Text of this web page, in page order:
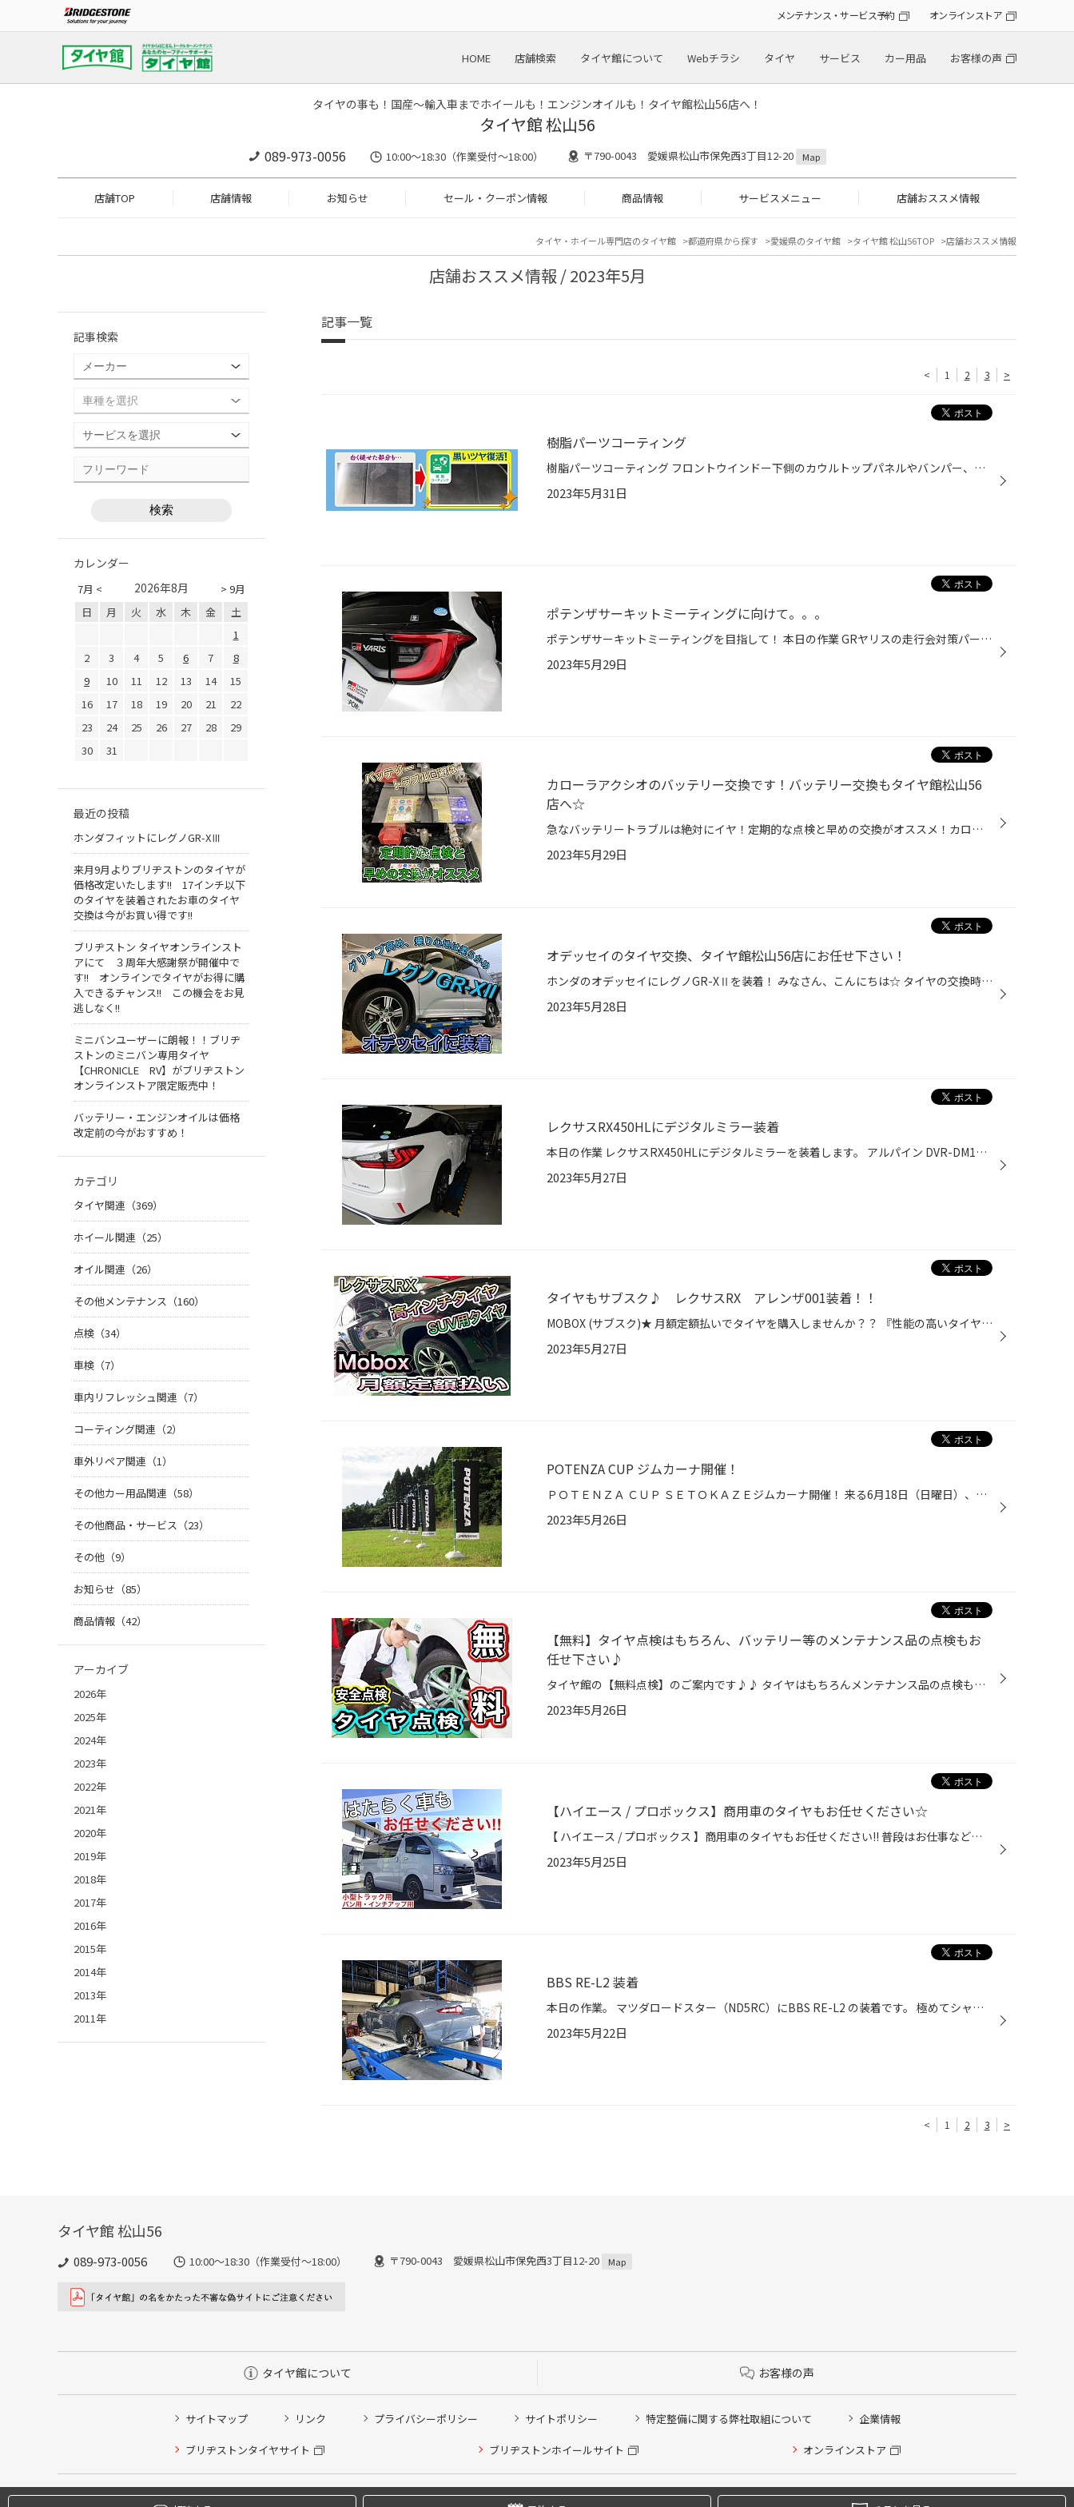
メンテナンス・サービス予約 オンラインストア
HOME 店舗検索 タイヤ館について Webチラシ タイヤ サービス カー用品 お客様の声
タイヤの事も！国産～輸入車までホイールも！エンジンオイルも！タイヤ館松山56店へ！
タイヤ館 松山56
089-973-0056 10:00～18:30（作業受付～18:00） 〒790-0043 愛媛県松山市保免西3丁目12-20 Map
店舗TOP 店舗情報 お知らせ セール・クーポン情報 商品情報 サービスメニュー 店舗おススメ情報
タイヤ・ホイール専門店のタイヤ館 都道府県から探す 愛媛県のタイヤ館 タイヤ館 松山56TOP 店舗おススメ情報
店舗おススメ情報 / 2023年5月
記事一覧
< 1 2 3 >
樹脂パーツコーティング
樹脂パーツコーティング フロントウインドー下側のカウルトップパネルやバンパー、フェンダーアーチ、モール類など、クルマには未塗装ブラックの樹脂製パーツが数多く用いられています。 このような樹脂製パーツは、経年劣化により白っぽく見栄えが悪くなることがあります。樹脂パーツコーティング...
2023年5月31日
ポテンザサーキットミーティングに向けて。。。
ポテンザサーキットミーティングを目指して！ 本日の作業 GRヤリスの走行会対策パーツ取り付け作業です。 先日クスコフェアでGRヤリスの機能パーツをご紹介頂き、今回 シフトレバーキット シフトリンケージブッシュ の取り付け作業です。 GGRヤリスのシフトレバーを運転席側に6°傾斜させる事で、シ...
2023年5月29日
カローラアクシオのバッテリー交換です！バッテリー交換もタイヤ館松山56
店へ☆
急なバッテリートラブルは絶対にイヤ！定期的な点検と早めの交換がオススメ！カローラアクシオのバッテリー交換です☆ みなさん、こんにちは☆ 最近のお車は部品の進化と性能の進化により、 10年、10万キロを越えても乗り続けることが可能になりました(^_-)-☆ そこでみなさま、エンジンやお車を長持ち...
2023年5月29日
オデッセイのタイヤ交換、タイヤ館松山56店にお任せ下さい！
ホンダのオデッセイにレグノGR-XⅡを装着！ みなさん、こんにちは☆ タイヤの交換時期やどんなタイヤにすればいいかなってなかなか難しいですよね(^-^; そのお悩み、タイヤ館松山56店にお任せください☆ みなさまのタイヤの空気圧や残り溝などの点検を【無料】で行っております☆ 点検後、交換時期のお...
2023年5月28日
レクサスRX450HLにデジタルミラー装着
本日の作業 レクサスRX450HLにデジタルミラーを装着します。 アルパイン DVR-DM1200A-OC こちらの車両、リヤガラスにスモークフィルム施工されており、夜間の後方視界が心もとなく感じられており、今回社外でのカメラ装着をチョイス。 電源が入っていない状態だと通常のミラーとしてお使いいただけ...
2023年5月27日
タイヤもサブスク♪ レクサスRX アレンザ001装着！！
MOBOX (サブスク)★ 月額定額払いでタイヤを購入しませんか？？ 『性能の高いタイヤを装着したい‼‼でも価格が高い・・・。』 『タイヤ購入もサブスクがあればいいな・・・』と思っているお客様！！ 実はタイヤの購入も月額定額払いがあるんです★(Mobox→詳しくはこちらから♪) 【目次】 ・ MOBOXについ...
2023年5月27日
POTENZA CUP ジムカーナ開催！
ＰＯＴＥＮＺＡ ＣＵＰ ＳＥＴＯＫＡＺＥジムカーナ開催！ 来る6月18日（日曜日）、瀬戸内海サーキットに於いてJAF四国ジムカーナ選手権第4戦 「ＰＯＴＥＮＺＡ ＣＵＰ ＳＥＴＯＫＡＺＥジムカーナ2023」が開催されます！ 今年もタイヤ館松山56はこのイベントに協賛します。 POTENZA 最強のRE-71RS...
2023年5月26日
【無料】タイヤ点検はもちろん、バッテリー等のメンテナンス品の点検もお
任せ下さい♪
タイヤ館の【無料点検】のご案内です♪♪ タイヤはもちろんメンテナンス品の点検もお任せ下さい♪ タイヤ館で行っている無料点検は、 お客様にとってメリットばかりです！！ 今からでもぜひお近くのタイヤ館へ♪♪ 本日は、タイヤ館で行っている ①タイヤ点検の5つのポイントと ②タイヤ以外の無料安全点検...
2023年5月26日
【ハイエース / プロボックス】商用車のタイヤもお任せください☆
【 ハイエース / プロボックス 】商用車のタイヤもお任せください!! 普段はお仕事などでも大活躍の ハイエース・プロボックスなど 商用車タイヤも取り扱っています(^^)/ 今回はハイエース・プロボックスに オススメのタイヤを車種別にご紹介します(^^♪ ★目次★ 1. ハイエース、レジアスエースにオス...
2023年5月25日
BBS RE-L2 装着
本日の作業。 マツダロードスター（ND5RC）にBBS RE-L2 の装着です。 極めてシャープなスタイリングのRE-L2 軽里強靭さを追求したモデルです。 装着するタイヤはポテンザRE004 スポーティなロードスターのフットワークにしっかり応えてくれます。 装着面（ハブ廻り）には防錆処理を施します。 ホイ...
2023年5月22日
< 1 2 3 >
記事検索
カレンダー
7月 < > 9月
2026年8月
日 月 火 水 木 金
土
1
2
3 4 5 6 7
8
9
10 11 12 13 14
15
16
17 18 19 20 21
22
23
24 25 26 27 28
29
30
31
最近の投稿
ホンダフィットにレグノGR-XⅢ
来月9月よりブリヂストンのタイヤが
価格改定いたします!! 17インチ以下
のタイヤを装着されたお車のタイヤ
交換は今がお買い得です!!
ブリヂストン タイヤオンラインスト
アにて ３周年大感謝祭が開催中で
す!! オンラインでタイヤがお得に購
入できるチャンス!! この機会をお見
逃しなく!!
ミニバンユーザーに朗報！！ブリヂ
ストンのミニバン専用タイヤ
【CHRONICLE RV】がブリヂストン
オンラインストア限定販売中！
バッテリー・エンジンオイルは価格
改定前の今がおすすめ！
カテゴリ
タイヤ関連（369）
ホイール関連（25）
オイル関連（26）
その他メンテナンス（160）
点検（34）
車検（7）
車内リフレッシュ関連（7）
コーティング関連（2）
車外リペア関連（1）
その他カー用品関連（58）
その他商品・サービス（23）
その他（9）
お知らせ（85）
商品情報（42）
アーカイブ
2026年
2025年
2024年
2023年
2022年
2021年
2020年
2019年
2018年
2017年
2016年
2015年
2014年
2013年
2011年
タイヤ館 松山56
089-973-0056 10:00～18:30（作業受付～18:00） 〒790-0043 愛媛県松山市保免西3丁目12-20 Map
タイヤ館について お客様の声
サイトマップ リンク プライバシーポリシー サイトポリシー 特定整備に関する弊社取組について 企業情報
ブリヂストンタイヤサイト ブリヂストンホイールサイト オンラインストア
Copyright © 2024 Bridgestone Retail Co.,Ltd. All rights Reserved.
タイヤ点検・安全点検/タイヤ履き替え/オイル交換/その他ピット作業の予約
クローク契約会員専用タイヤ履き替え※タイヤ履き替えを希望のクローク契約会員の方はこちらを選択ください
本日のタイヤ履き替え順番待ち予約 ※クローク契約会員の方はご利用いただけません